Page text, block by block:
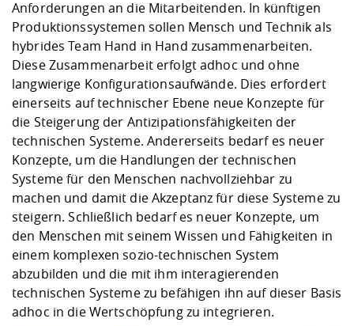
Anforderungen an die Mitarbeitenden. In künftigen
Produktionssystemen sollen Mensch und Technik als
hybrides Team Hand in Hand zusammenarbeiten.
Diese Zusammenarbeit erfolgt adhoc und ohne
langwierige Konfigurationsaufwände. Dies erfordert
einerseits auf technischer Ebene neue Konzepte für
die Steigerung der Antizipationsfähigkeiten der
technischen Systeme. Andererseits bedarf es neuer
Konzepte, um die Handlungen der technischen
Systeme für den Menschen nachvollziehbar zu
machen und damit die Akzeptanz für diese Systeme zu
steigern. Schließlich bedarf es neuer Konzepte, um
den Menschen mit seinem Wissen und Fähigkeiten in
einem komplexen sozio-technischen System
abzubilden und die mit ihm interagierenden
technischen Systeme zu befähigen ihn auf dieser Basis
adhoc in die Wertschöpfung zu integrieren.